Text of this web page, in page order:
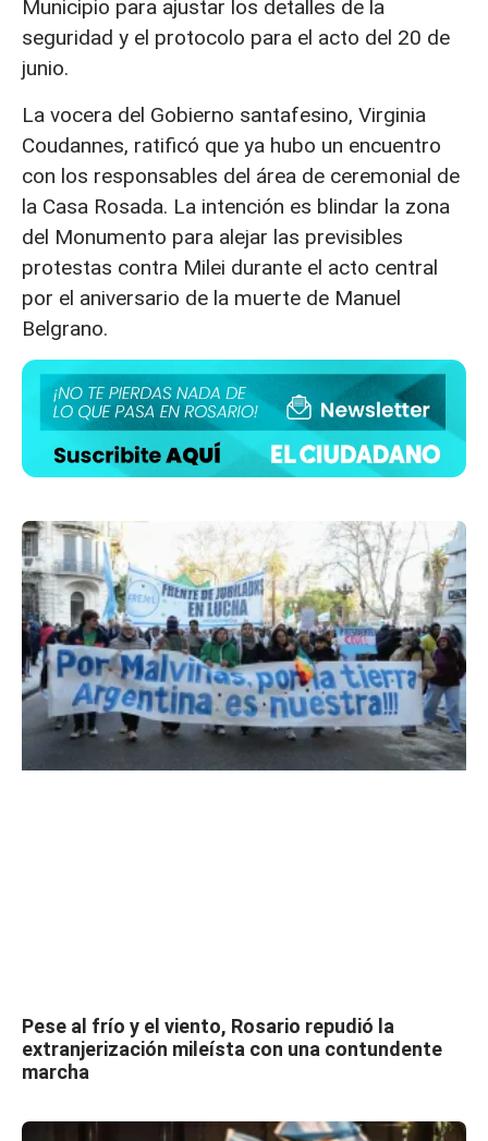
Municipio para ajustar los detalles de la
seguridad y el protocolo para el acto del 20 de
junio.
La vocera del Gobierno santafesino, Virginia
Coudannes, ratificó que ya hubo un encuentro
con los responsables del área de ceremonial de
la Casa Rosada. La intención es blindar la zona
del Monumento para alejar las previsibles
protestas contra Milei durante el acto central
por el aniversario de la muerte de Manuel
Belgrano.
Pese al frío y el viento, Rosario repudió la
extranjerización mileísta con una contundente
marcha